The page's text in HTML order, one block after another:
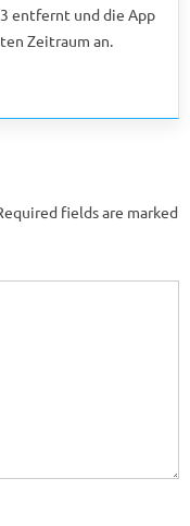
entfernt und die App
Zeitraum an.
fields are marked